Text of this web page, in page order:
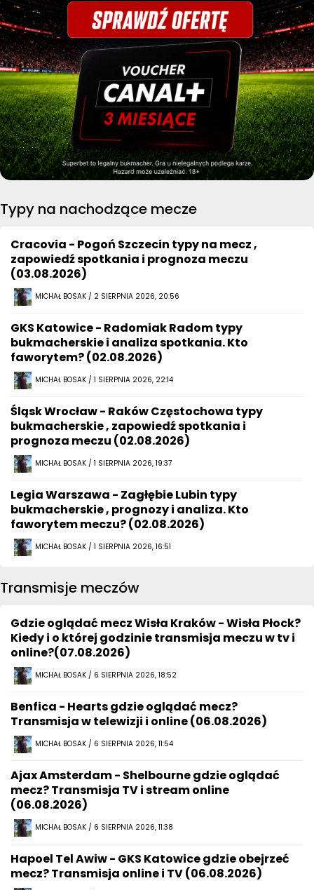
Typy na nachodzące mecze
Cracovia - Pogoń Szczecin typy na mecz ,
zapowiedź spotkania i prognoza meczu
(03.08.2026)
MICHAŁ BOSAK / 2 SIERPNIA 2026, 20:56
GKS Katowice - Radomiak Radom typy
bukmacherskie i analiza spotkania. Kto
faworytem? (02.08.2026)
MICHAŁ BOSAK / 1 SIERPNIA 2026, 22:14
Śląsk Wrocław - Raków Częstochowa typy
bukmacherskie , zapowiedź spotkania i
prognoza meczu (02.08.2026)
MICHAŁ BOSAK / 1 SIERPNIA 2026, 19:37
Legia Warszawa - Zagłębie Lubin typy
bukmacherskie , prognozy i analiza. Kto
faworytem meczu? (02.08.2026)
MICHAŁ BOSAK / 1 SIERPNIA 2026, 16:51
Transmisje meczów
Gdzie oglądać mecz Wisła Kraków - Wisła Płock?
Kiedy i o której godzinie transmisja meczu w tv i
online?(07.08.2026)
MICHAŁ BOSAK / 6 SIERPNIA 2026, 18:52
Benfica - Hearts gdzie oglądać mecz?
Transmisja w telewizji i online (06.08.2026)
MICHAŁ BOSAK / 6 SIERPNIA 2026, 11:54
Ajax Amsterdam - Shelbourne gdzie oglądać
mecz? Transmisja TV i stream online
(06.08.2026)
MICHAŁ BOSAK / 6 SIERPNIA 2026, 11:38
Hapoel Tel Awiw - GKS Katowice gdzie obejrzeć
mecz? Transmisja online i TV (06.08.2026)